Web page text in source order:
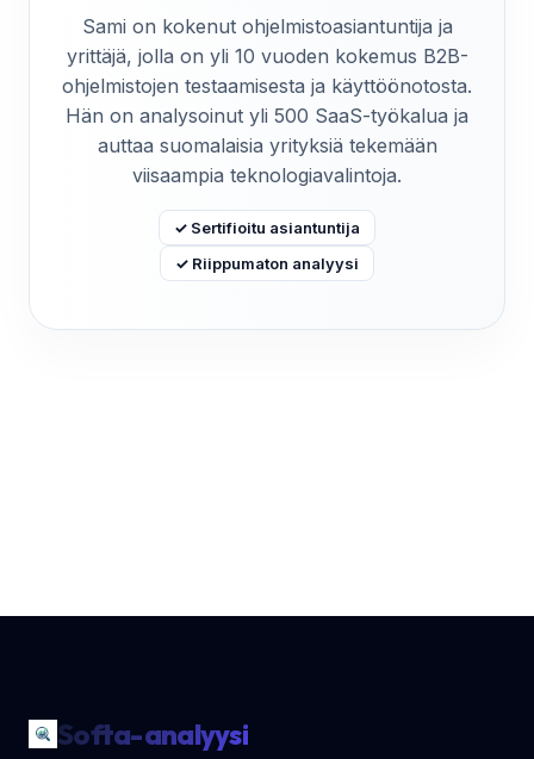
Sami on kokenut ohjelmistoasiantuntija ja
yrittäjä, jolla on yli 10 vuoden kokemus B2B-
ohjelmistojen testaamisesta ja käyttöönotosta.
Hän on analysoinut yli 500 SaaS-työkalua ja
auttaa suomalaisia yrityksiä tekemään
viisaampia teknologiavalintoja.
✓ Sertifioitu asiantuntija
✓ Riippumaton analyysi
Softa-analyysi